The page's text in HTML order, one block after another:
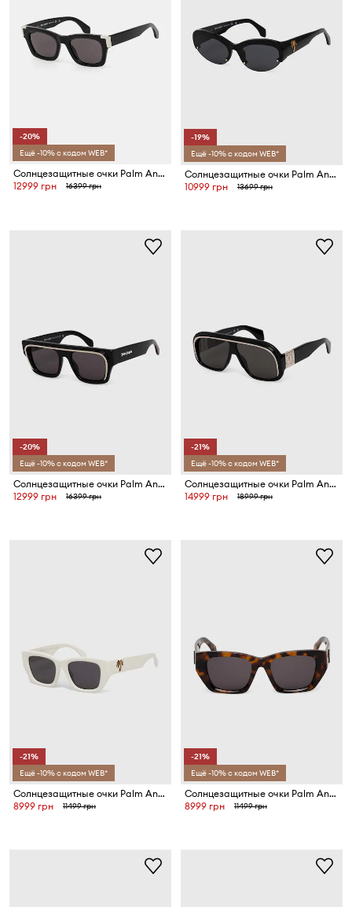
-20%
Ещё -10% с кодом WEB*
Солнцезащитные очки Palm Angels
12999 грн
16399 грн
-19%
Ещё -10% с кодом WEB*
Солнцезащитные очки Palm Angels
10999 грн
13699 грн
-20%
Ещё -10% с кодом WEB*
Солнцезащитные очки Palm Angels
12999 грн
16399 грн
-21%
Ещё -10% с кодом WEB*
Солнцезащитные очки Palm Angels
14999 грн
18999 грн
-21%
Ещё -10% с кодом WEB*
Солнцезащитные очки Palm Angels
8999 грн
11499 грн
-21%
Ещё -10% с кодом WEB*
Солнцезащитные очки Palm Angels
8999 грн
11499 грн